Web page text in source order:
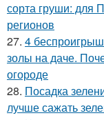
сорта груши: для
регионов
27. 4
золы на даче.
огороде
28. Посадка
лучше сажать